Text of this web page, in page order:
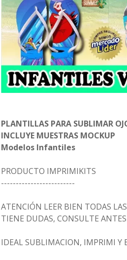
PLANTILLAS PARA SUBLIMAR
INCLUYE MUESTRAS MOCKUP
Modelos Infantiles
PRODUCTO IMPRIMIKITS
-------------------------
ATENCIÓN LEER BIEN TODAS
TIENE DUDAS, CONSULTE ANTES
IDEAL SUBLIMACION, IMPRIMI Y